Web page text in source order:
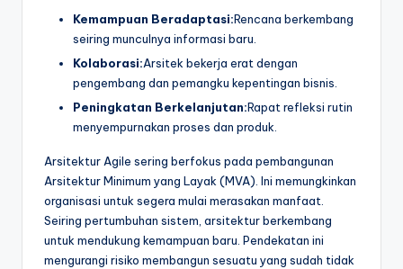
Kemampuan Beradaptasi:Rencana berkembang
seiring munculnya informasi baru.
Kolaborasi:Arsitek bekerja erat dengan
pengembang dan pemangku kepentingan bisnis.
Peningkatan Berkelanjutan:Rapat refleksi rutin
menyempurnakan proses dan produk.
Arsitektur Agile sering berfokus pada pembangunan
Arsitektur Minimum yang Layak (MVA). Ini memungkinkan
organisasi untuk segera mulai merasakan manfaat.
Seiring pertumbuhan sistem, arsitektur berkembang
untuk mendukung kemampuan baru. Pendekatan ini
mengurangi risiko membangun sesuatu yang sudah tidak